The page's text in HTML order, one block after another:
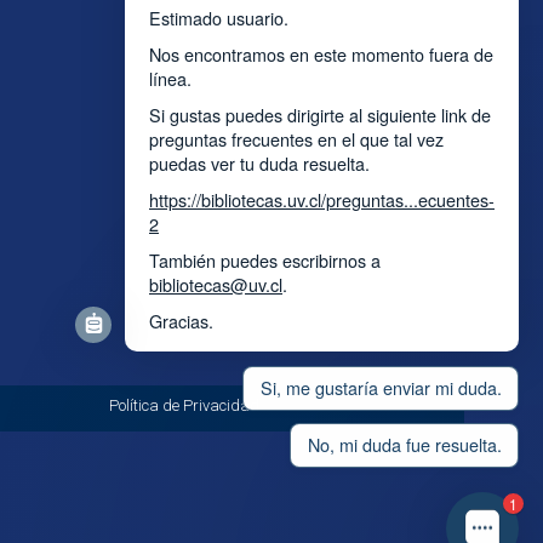
Política de Privacidad
1
Estimado usuario.
Nos encontramos en este momento fuera de
línea.
Si gustas puedes dirigirte al siguiente link de
preguntas frecuentes en el que tal vez
puedas ver tu duda resuelta.
https://bibliotecas.uv.cl/preguntas...ecuentes-
2
También puedes escribirnos a
bibliotecas@uv.cl.
Gracias.
Si, me gustaría enviar mi duda.
No, mi duda fue resuelta.